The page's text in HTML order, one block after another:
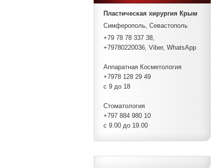
Пластическая хирургия Крым
Симферополь, Севастополь
+79 78 78 337 38,
+79780220036, Viber, WhatsApp
Аппаратная Косметология
+7978 128 29 49
с 9 до 18
Стоматология
+797 884 980 10
с 9.00 до 19.00